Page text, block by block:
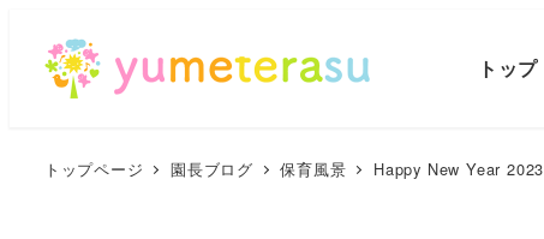
トップ
トップページ 園長ブログ 保育風景 Happy New Year 2023